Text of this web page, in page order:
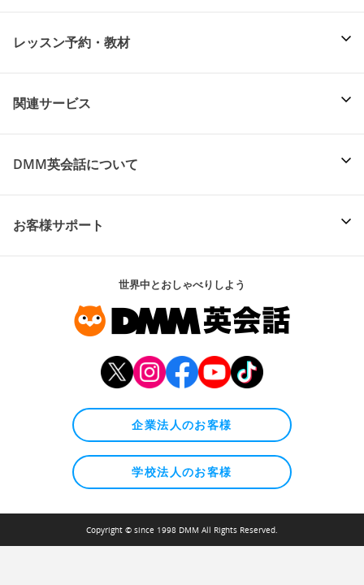
レッスン予約・教材
関連サービス
DMM英会話について
お客様サポート
世界中とおしゃべりしよう
企業法人のお客様
学校法人のお客様
Copyright © since 1998 DMM All Rights Reserved.